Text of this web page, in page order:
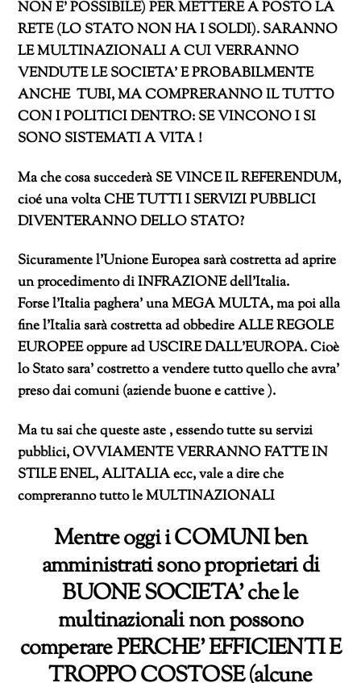
NON E’ POSSIBILE) PER METTERE A POSTO LA
RETE (LO STATO NON HA I SOLDI). SARANNO
LE MULTINAZIONALI A CUI VERRANNO
VENDUTE LE SOCIETA’ E PROBABILMENTE
ANCHE TUBI, MA COMPRERANNO IL TUTTO
CON I POLITICI DENTRO: SE VINCONO I SI
SONO SISTEMATI A VITA !
Ma che cosa succederà SE VINCE IL REFERENDUM,
cioé una volta CHE TUTTI I SERVIZI PUBBLICI
DIVENTERANNO DELLO STATO?
Sicuramente l’Unione Europea sarà costretta ad aprire
un procedimento di INFRAZIONE dell’Italia.
Forse l’Italia paghera’ una MEGA MULTA, ma poi alla
fine l’Italia sarà costretta ad obbedire ALLE REGOLE
EUROPEE oppure ad USCIRE DALL’EUROPA. Cioè
lo Stato sara’ costretto a vendere tutto quello che avra’
preso dai comuni (aziende buone e cattive ).
Ma tu sai che queste aste , essendo tutte su servizi
pubblici, OVVIAMENTE VERRANNO FATTE IN
STILE ENEL, ALITALIA ecc, vale a dire che
compreranno tutto le MULTINAZIONALI
Mentre oggi i COMUNI ben
amministrati sono proprietari di
BUONE SOCIETA’ che le
multinazionali non possono
comperare PERCHE’ EFFICIENTI E
TROPPO COSTOSE (alcune